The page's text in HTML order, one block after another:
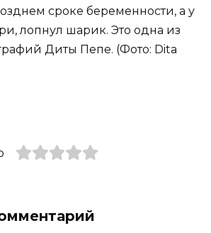
сроке беременности, а у
лопнул шарик. Это одна из
Диты Пепе. (Фото: Dita